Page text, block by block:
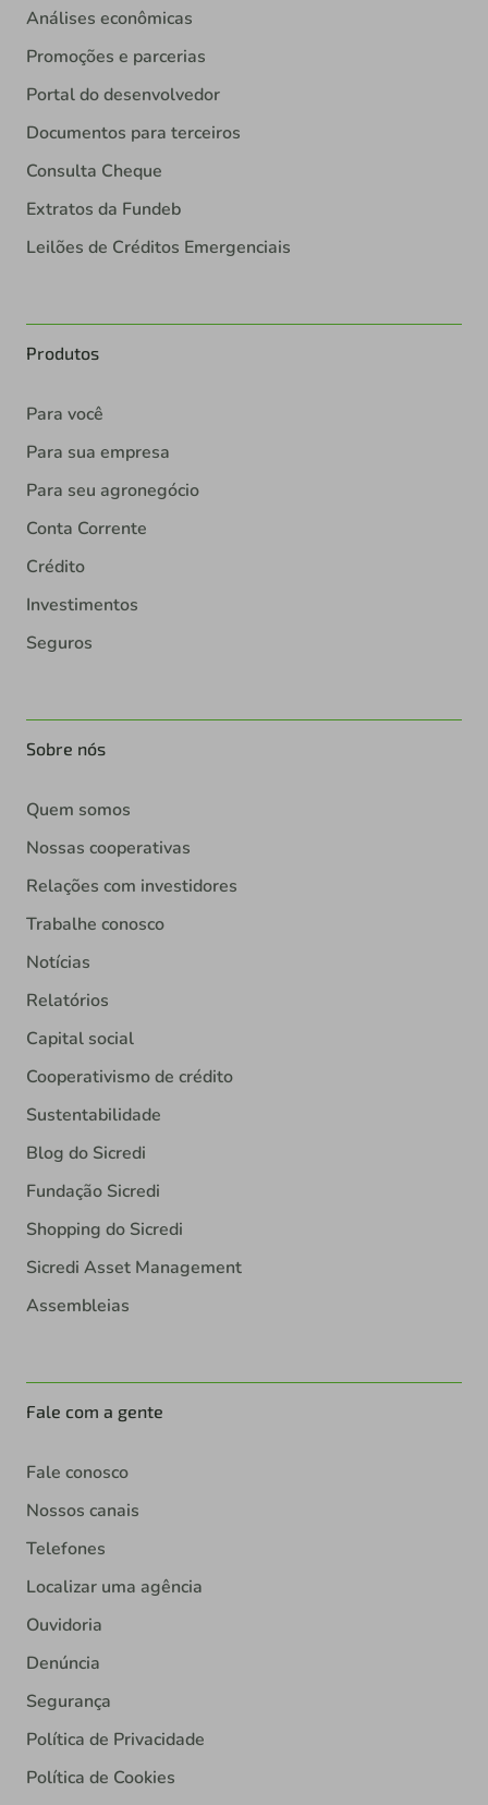
Análises econômicas
Promoções e parcerias
Portal do desenvolvedor
Documentos para terceiros
Consulta Cheque
Extratos da Fundeb
Leilões de Créditos Emergenciais
Produtos
Para você
Para sua empresa
Para seu agronegócio
Conta Corrente
Crédito
Investimentos
Seguros
Sobre nós
Quem somos
Nossas cooperativas
Relações com investidores
Trabalhe conosco
Notícias
Relatórios
Capital social
Cooperativismo de crédito
Sustentabilidade
Blog do Sicredi
Fundação Sicredi
Shopping do Sicredi
Sicredi Asset Management
Assembleias
Fale com a gente
Fale conosco
Nossos canais
Telefones
Localizar uma agência
Ouvidoria
Denúncia
Segurança
Política de Privacidade
Política de Cookies